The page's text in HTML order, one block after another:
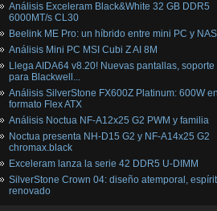
Análisis Exceleram Black&White 32 GB DDR5
6000MT/s CL30
Beelink ME Pro: un híbrido entre mini PC y NAS
Análisis Mini PC MSI Cubi Z AI 8M
Llega AIDA64 v8.20! Nuevas pantallas, soporte
para Blackwell...
Análisis SilverStone FX600Z Platinum: 600W
formato Flex ATX
Análisis Noctua NF-A12x25 G2 PWM y familia
Noctua presenta NH-D15 G2 y NF-A14x25 G2
chromax.black
Exceleram lanza la serie 42 DDR5 U-DIMM
SilverStone Crown 04: diseño atemporal,
renovado